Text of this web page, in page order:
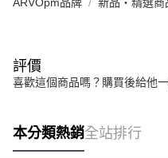
評價
喜歡這個商品嗎？購買後給他
本分類熱銷全站排行